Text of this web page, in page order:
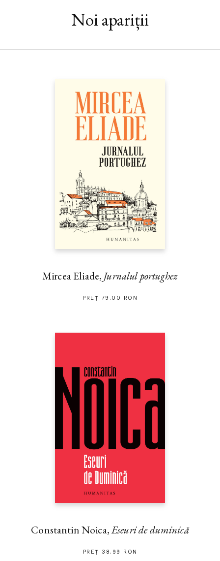
răspăr.“ — MARGUERITE YOURCENAR
„Ce distincţie există între moartea eroică și cea decadentă?
de onoare, pentru care moartea este «ceva care trebuie văzut»,
și prezenţa sau absenţa esteticii formale a morţii care o
însoţește, cu alte cuvinte natura tragică a modului în care
abordăm moartea și frumuseţea trupului care se‑ndreaptă spre
pieire. Așadar, când vine vorba de‑o moarte frumoasă, suntem
condamnaţi la inegalităţi și grade de noroc direct proporţionale
cu inegalităţile și gradele de noroc cu care am fost binecuvântaţi
încă de la naștere, cu toate că această inegalitate este oarecum
obstrucţionată în ziua de azi de faptul că omului modern îi
lipsește aproape cu desăvârșire dorinţa grecilor antici de‑a trăi
«frumos» și de‑a muri «frumos».“ — YUKIO MISHIMA
Fotografia de pe copertă: Yukio Mishima, în ipostază de
războinic japonez, purtând pe caphachimaki
katana
Noi apariții
Mircea Eliade, Jurnalul portughez
PREȚ 79.00 RON
Constantin Noica,Eseuri de duminică
PREȚ 38.99 RON